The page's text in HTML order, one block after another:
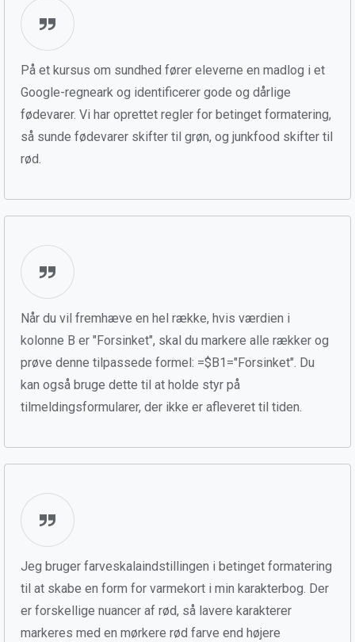
På et kursus om sundhed fører eleverne en madlog i et
Google-regneark og identificerer gode og dårlige
fødevarer. Vi har oprettet regler for betinget formatering,
så sunde fødevarer skifter til grøn, og junkfood skifter til
rød.
Når du vil fremhæve en hel række, hvis værdien i
kolonne B er "Forsinket", skal du markere alle rækker og
prøve denne tilpassede formel: =$B1="Forsinket". Du
kan også bruge dette til at holde styr på
tilmeldingsformularer, der ikke er afleveret til tiden.
Jeg bruger farveskalaindstillingen i betinget formatering
til at skabe en form for varmekort i min karakterbog. Der
er forskellige nuancer af rød, så lavere karakterer
markeres med en mørkere rød farve end højere